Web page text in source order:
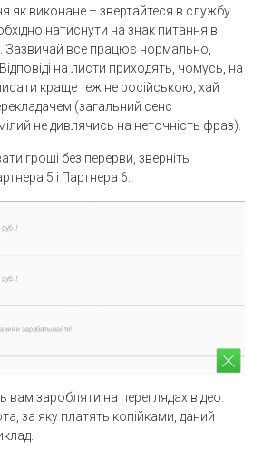
як виконане – звертайтеся в службу
натиснути на знак питання в
Зазвичай все працює нормально,
на листи приходять, чомусь, на
краще теж не російською, хай
(загальний сенс
не дивлячись на неточність фраз).
гроші без перерви, зверніть
5 і Партнера 6:
вам заробляти на переглядах відео.
за яку платять копійками, даний